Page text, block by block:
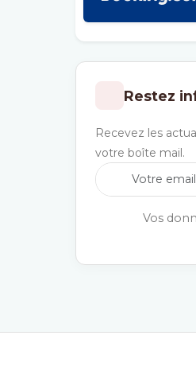
Restez
Recevez les
votre boîte mail.
Vos